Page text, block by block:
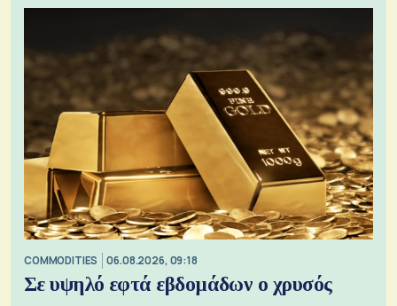
COMMODITIES 06.08.2026, 09:18
Σε υψηλό εφτά εβδομάδων ο χρυσός